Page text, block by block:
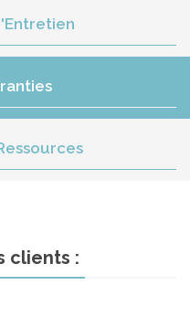
clients :